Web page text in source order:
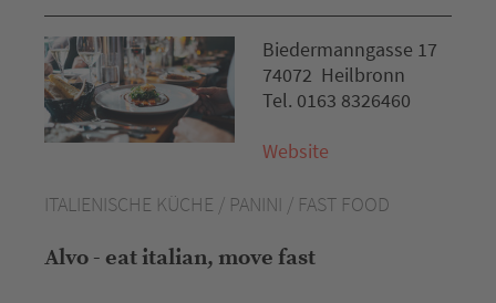
ITALIENISCHE KÜCHE / PANINI / FAST FOOD
Alvo - eat italian, move fast
Biedermanngasse 17
74072 Heilbronn
Tel. 0163 8326460
Website